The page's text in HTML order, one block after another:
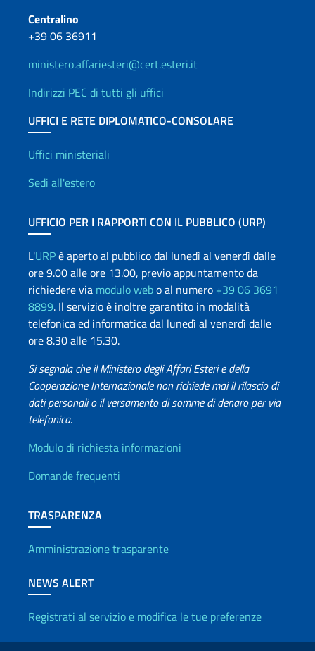
Centralino
+39 06 36911
ministero.affariesteri@cert.esteri.it
Indirizzi PEC di tutti gli uffici
UFFICI E RETE DIPLOMATICO-CONSOLARE
Uffici e Rete diplomatica
Uffici ministeriali
Sedi all'estero
UFFICIO PER I RAPPORTI CON IL PUBBLICO (URP)
L'URPè aperto al pubblico dal lunedì al venerdì dalle
ore 9.00 alle ore 13.00, previo appuntamento da
richiedere via modulo webo al numero +39 06 3691
8899. Il servizio è inoltre garantito in modalità
telefonica ed informatica dal lunedì al venerdì dalle
ore 8.30 alle 15.30.
Si segnala che il Ministero degli Affari Esteri e della
Cooperazione Internazionale non richiede mai il rilascio di
dati personali o il versamento di somme di denaro per via
telefonica.
Info utili
Modulo di richiesta informazioni
Domande frequenti
TRASPARENZA
Amministrazione trasparente
NEWS ALERT
Registrati al servizio e modifica le tue preferenze